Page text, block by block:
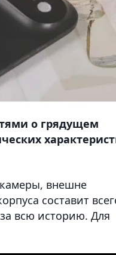
о грядущем
внешне
составит
всю историю. Для